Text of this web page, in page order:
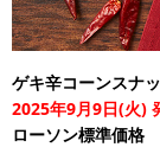
ゲキ辛コーンスナ
2025年9月9日(火)
ローソン標準価格